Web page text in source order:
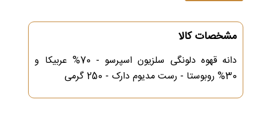
مشخصات کالا
دانه قهوه دلونگی سلزیون اسپرسو - 70% عربیکا و
30% روبوستا - رست مدیوم دارک - 250 گرمی